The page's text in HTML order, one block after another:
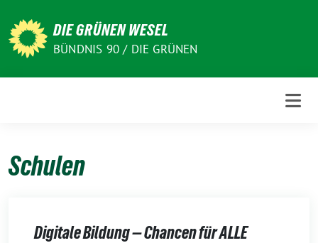
zum
Inhalt
DIE GRÜNEN WESEL
BÜNDNIS 90 / DIE GRÜNEN
Schulen
Digitale Bildung — Chancen für ALLE